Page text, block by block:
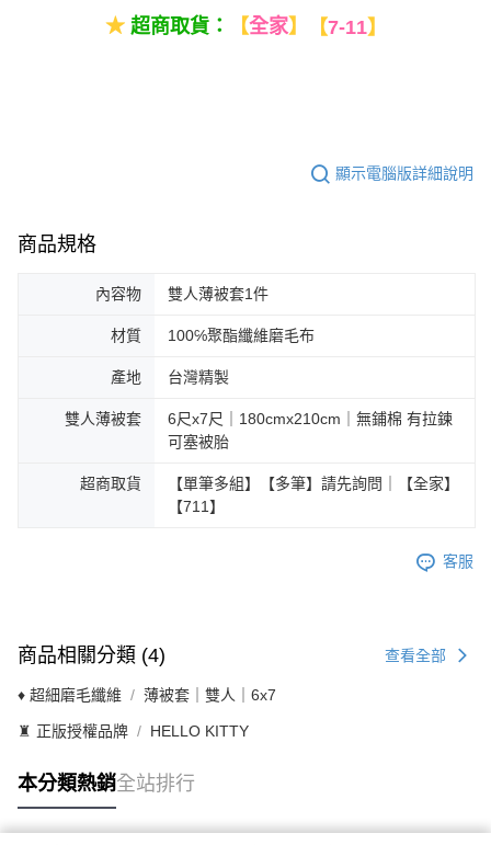
★ 超商取貨： 【全家】 【7-11】
顯示電腦版詳細說明
商品規格
內容物 雙人薄被套1件
材質 100℅聚酯纖維磨毛布
產地 台灣精製
雙人薄被套
6尺x7尺｜180cmx210cm｜無鋪棉 有拉鍊
可塞被胎
超商取貨
【單筆多組】【多筆】請先詢問｜【全家】
【711】
客服
商品相關分類 (4) 查看全部
♦ 超細磨毛纖維 薄被套｜雙人｜6x7
♜ 正版授權品牌 HELLO KITTY
本分類熱銷全站排行